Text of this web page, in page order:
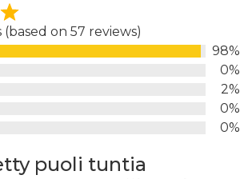
on 57 reviews)
98%
0%
2%
0%
0%
puoli tuntia